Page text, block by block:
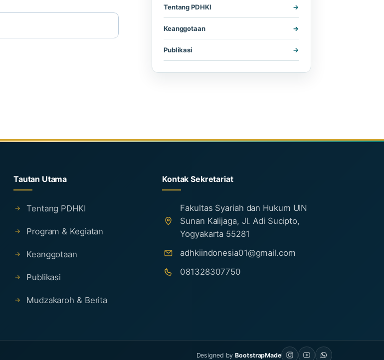
Tentang PDHKI
Keanggotaan
Publikasi
Tautan Utama
Tentang PDHKI
Program & Kegiatan
Keanggotaan
Publikasi
Mudzakaroh & Berita
Kontak Sekretariat
Fakultas Syariah dan Hukum UIN
Sunan Kalijaga, Jl. Adi Sucipto,
Yogyakarta 55281
adhkiindonesia01@gmail.com
081328307750
Designed byBootstrapMade